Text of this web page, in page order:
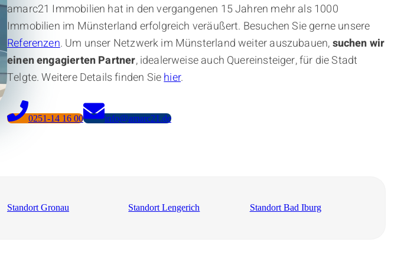
amarc21 Immobilien hat in den vergangenen 15 Jahren mehr als 1000
Immobilien im Münsterland erfolgreich veräußert. Besuchen Sie gerne unsere
Referenzen. Um unser Netzwerk im Münsterland weiter auszubauen,suchen wir
einenengagierten Partner, idealerweise auch Quereinsteiger, für die Stadt
Telgte. Weitere Details finden Siehier.
0251-14 16 00 info@amarc21.de
Standort Gronau Standort Lengerich Standort Bad Iburg